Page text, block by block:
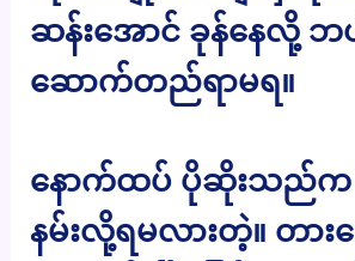
ဆန်းအောင် ခုန်နေလို့
ဆောက်တည်ရာမရ။
နောက်ထပ် ပိုဆိုးသည်က
နမ်းလို့ရမလားတဲ့။ တာ